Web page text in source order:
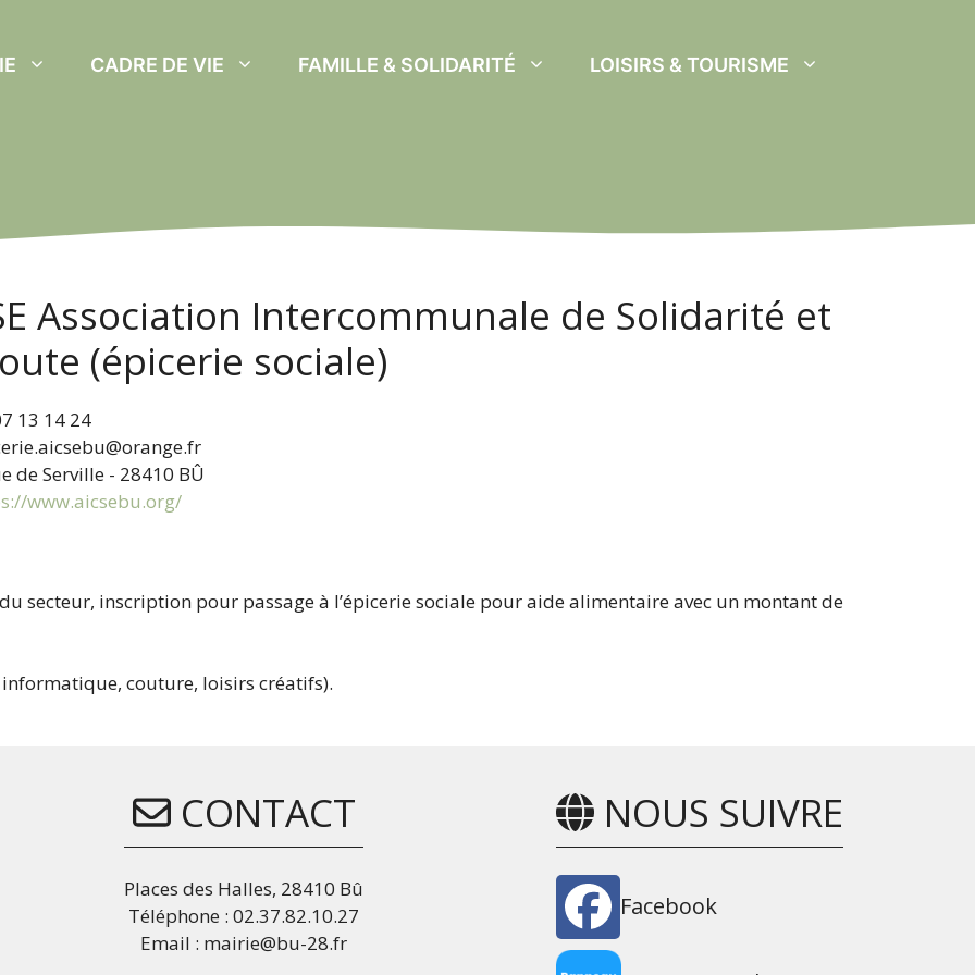
CADRE DE VIE FAMILLE & SOLIDARITÉ LOISIRS & TOURISME
Association Intercommunale de Solidarité et
(épicerie sociale)
13 14 24
de Serville - 28410 BÛ
www.aicsebu.org/
secteur, inscription pour passage à l’épicerie sociale pour aide alimentaire avec un montant de
couture, loisirs créatifs).
CONTACT
Places des Halles, 28410 Bû
Téléphone : 02.37.82.10.27
Email : mairie@bu-28.fr
NOUS SUIVRE
Facebook